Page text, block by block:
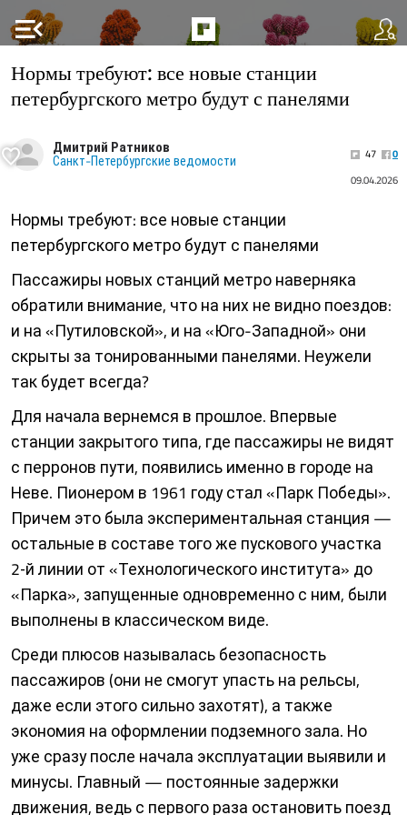
menu_open
Нормы требуют: все новые станции
петербургского метро будут с панелями
Дмитрий Ратников
Санкт-Петербургские ведомости 47
0
09.04.2026
Нормы требуют: все новые станции
петербургского метро будут с панелями
Пассажиры новых станций метро наверняка
обратили внимание, что на них не видно поездов:
и на «Путиловской», и на «Юго-Западной» они
скрыты за тонированными панелями. Неужели
так будет всегда?
Для начала вернемся в прошлое. Впервые
станции закрытого типа, где пассажиры не видят
с перронов пути, появились именно в городе на
Неве. Пионером в 1961 году стал «Парк Победы».
Причем это была экспериментальная станция —
остальные в составе того же пускового участка
2‑й линии от «Технологического института» до
«Парка», запущенные одновременно с ним, были
выполнены в классическом виде.
Среди плюсов называлась безопасность
пассажиров (они не смогут упасть на рельсы,
даже если этого сильно захотят), а также
экономия на оформлении подземного зала. Но
уже сразу после начала эксплуатации выявили и
минусы. Главный — постоянные задержки
движения, ведь с первого раза остановить поезд